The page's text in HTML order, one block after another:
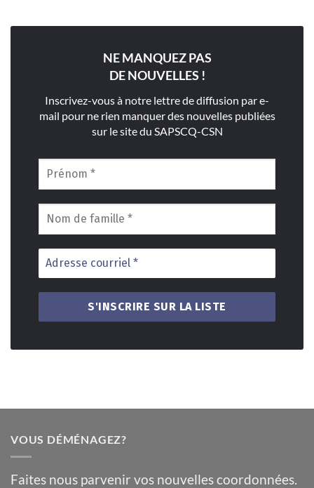
NE MANQUEZ PAS
DE NOUVELLES !
Inscrivez-vous à notre lettre de diffusion par e-
mail pour ne rien manquer des nouvelles publiées
sur le site du SAPSCQ-CSN
VOUS DÉMÉNAGEZ?
Faites nous parvenir vos nouvelles coordonnées.